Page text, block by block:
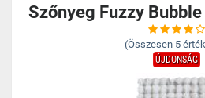
Szőnyeg Fuzzy
(Összesen 5
ÚJDONSÁG